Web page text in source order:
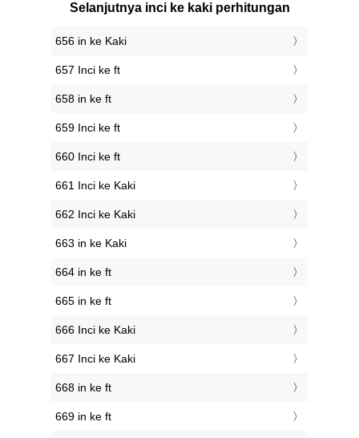
Selanjutnya inci ke kaki perhitungan
656 in ke Kaki
657 Inci ke ft
658 in ke ft
659 Inci ke ft
660 Inci ke ft
661 Inci ke Kaki
662 Inci ke Kaki
663 in ke Kaki
664 in ke ft
665 in ke ft
666 Inci ke Kaki
667 Inci ke Kaki
668 in ke ft
669 in ke ft